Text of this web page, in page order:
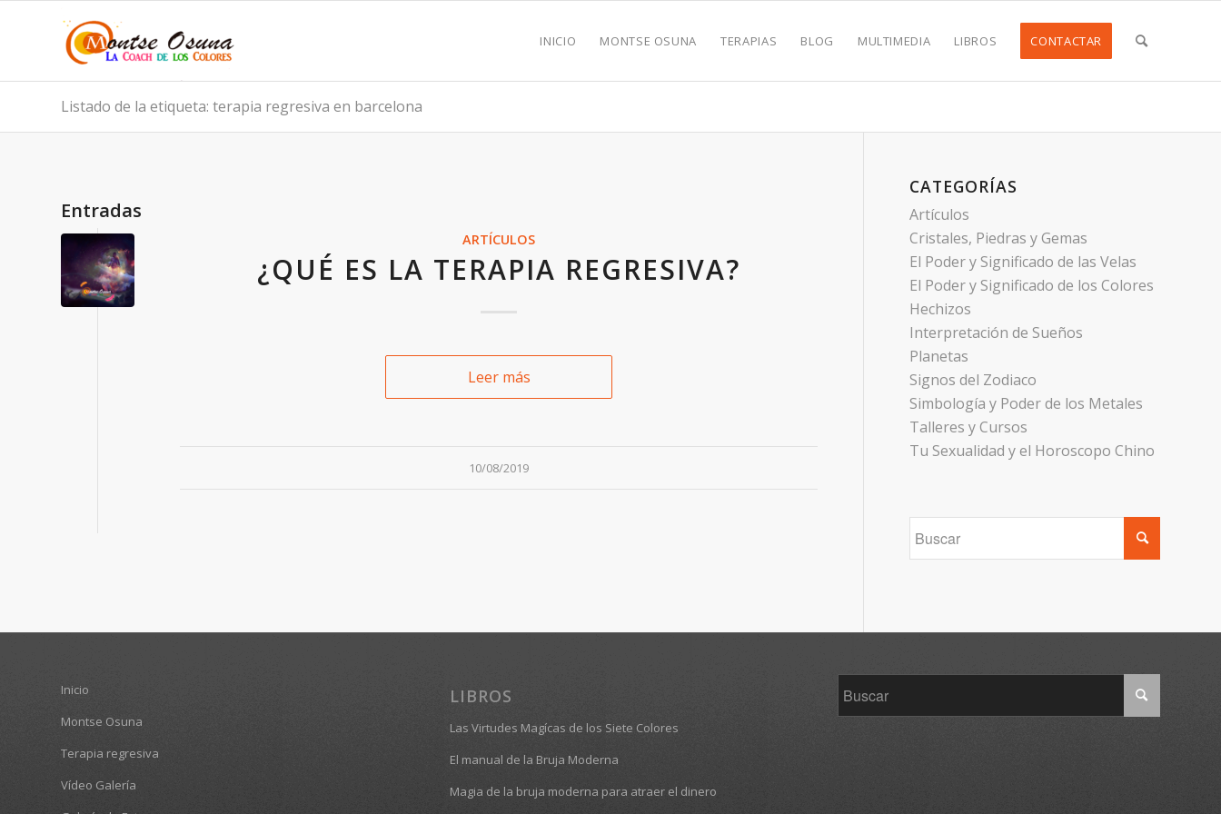
INICIO MONTSE OSUNA TERAPIAS BLOG MULTIMEDIA LIBROS CONTACTAR
Listado de la etiqueta: terapia regresiva en barcelona
Entradas
ARTÍCULOS
¿QUÉ ES LA TERAPIA REGRESIVA?
Leer más
10/08/2019
CATEGORÍAS
Artículos
Cristales, Piedras y Gemas
El Poder y Significado de las Velas
El Poder y Significado de los Colores
Hechizos
Interpretación de Sueños
Planetas
Signos del Zodiaco
Simbología y Poder de los Metales
Talleres y Cursos
Tu Sexualidad y el Horoscopo Chino
Inicio
Montse Osuna
Terapia regresiva
Vídeo Galería
LIBROS
Las Virtudes Magícas de los Siete Colores
El manual de la Bruja Moderna
Magia de la bruja moderna para atraer el dinero